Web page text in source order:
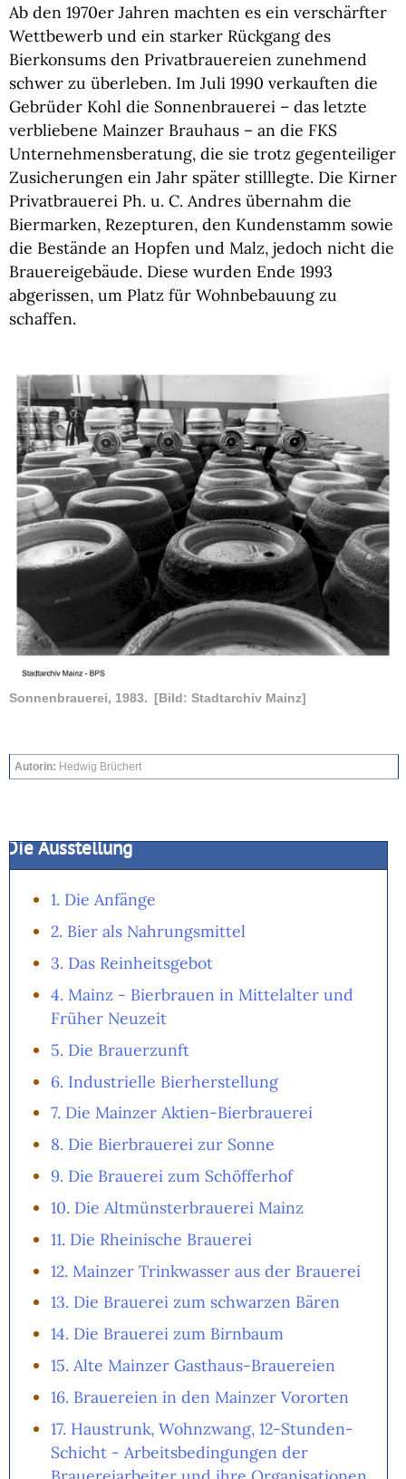
Ab den 1970er Jahren machten es ein verschärfter
Wettbewerb und ein starker Rückgang des
Bierkonsums den Privatbrauereien zunehmend
schwer zu überleben. Im Juli 1990 verkauften die
Gebrüder Kohl die Sonnenbrauerei – das letzte
verbliebene Mainzer Brauhaus – an die FKS
Unternehmensberatung, die sie trotz gegenteiliger
Zusicherungen ein Jahr später stilllegte. Die Kirner
Privatbrauerei Ph. u. C. Andres übernahm die
Biermarken, Rezepturen, den Kundenstamm sowie
die Bestände an Hopfen und Malz, jedoch nicht die
Brauereigebäude. Diese wurden Ende 1993
abgerissen, um Platz für Wohnbebauung zu
schaffen.
Sonnenbrauerei, 1983. [Bild: Stadtarchiv Mainz]
Autorin: Hedwig Brüchert
Die Ausstellung
1. Die Anfänge
2. Bier als Nahrungsmittel
3. Das Reinheitsgebot
4. Mainz - Bierbrauen in Mittelalter und
Früher Neuzeit
5. Die Brauerzunft
6. Industrielle Bierherstellung
7. Die Mainzer Aktien-Bierbrauerei
8. Die Bierbrauerei zur Sonne
9. Die Brauerei zum Schöfferhof
10. Die Altmünsterbrauerei Mainz
11. Die Rheinische Brauerei
12. Mainzer Trinkwasser aus der Brauerei
13. Die Brauerei zum schwarzen Bären
14. Die Brauerei zum Birnbaum
15. Alte Mainzer Gasthaus-Brauereien
16. Brauereien in den Mainzer Vororten
17. Haustrunk, Wohnzwang, 12-Stunden-
Schicht - Arbeitsbedingungen der